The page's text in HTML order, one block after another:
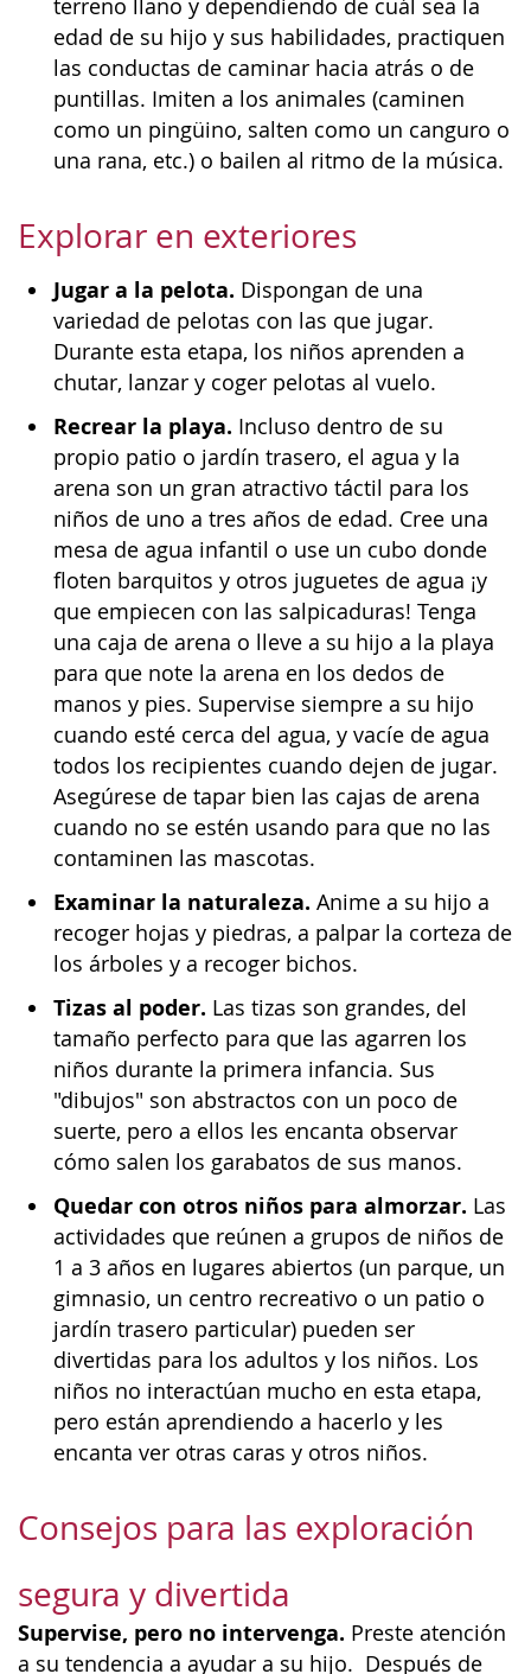
terreno llano y dependiendo de cuál sea la
edad de su hijo y sus habilidades, practiquen
las conductas de caminar hacia atrás o de
puntillas. Imiten a los animales (caminen
como un pingüino, salten como un canguro o
una rana, etc.) o bailen al ritmo de la música.
Explorar en exteriores
Jugar a la pelota. Dispongan de una
variedad de pelotas con las que jugar.
Durante esta etapa, los niños aprenden a
chutar, lanzar y coger pelotas al vuelo.
Recrear la playa. Incluso dentro de su
propio patio o jardín trasero, el agua y la
arena son un gran atractivo táctil para los
niños de uno a tres años de edad. Cree una
mesa de agua infantil o use un cubo donde
floten barquitos y otros juguetes de agua ¡y
que empiecen con las salpicaduras! Tenga
una caja de arena o lleve a su hijo a la playa
para que note la arena en los dedos de
manos y pies. Supervise siempre a su hijo
cuando esté cerca del agua, y vacíe de agua
todos los recipientes cuando dejen de jugar.
Asegúrese de tapar bien las cajas de arena
cuando no se estén usando para que no las
contaminen las mascotas.
Examinar la naturaleza. Anime a su hijo a
recoger hojas y piedras, a palpar la corteza de
los árboles y a recoger bichos.
Tizas al poder. Las tizas son grandes, del
tamaño perfecto para que las agarren los
niños durante la primera infancia. Sus
"dibujos" son abstractos con un poco de
suerte, pero a ellos les encanta observar
cómo salen los garabatos de sus manos.
Quedar con otros niños para almorzar. Las
actividades que reúnen a grupos de niños de
1 a 3 años en lugares abiertos (un parque, un
gimnasio, un centro recreativo o un patio o
jardín trasero particular) pueden ser
divertidas para los adultos y los niños. Los
niños no interactúan mucho en esta etapa,
pero están aprendiendo a hacerlo y les
encanta ver otras caras y otros niños.
Consejos para las exploración
segura y divertida
Supervise, pero no intervenga. Preste atención
a su tendencia a ayudar a su hijo. Después de